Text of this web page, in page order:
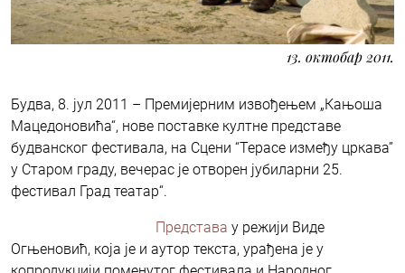
13. октобар 2011.
Будва, 8. јул 2011 – Премијерним извођењем „Кањоша
Мацедоновића“, нове поставке култне представе
будванског фестивала, на Сцени “Терасe између цркава”
у Старом граду, вечерас је отворен јубиларни 25.
фестивал Град театар“.
Представа у режији Виде
Огњеновић, која је и аутор текста, урађена је у